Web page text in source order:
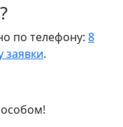
по телефону: 8
.